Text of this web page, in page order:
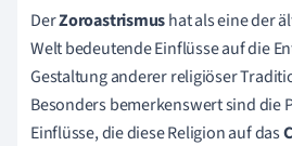
DerZoroastrismushat als eine der
Welt bedeutende Einflüsse auf die
Gestaltung anderer religiöser
Besonders bemerkenswert sind die
Einflüsse, die diese Religion auf das